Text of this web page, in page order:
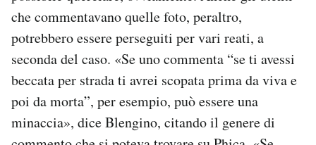
che commentavano quelle foto, peraltro,
potrebbero essere perseguiti per vari reati, a
seconda del caso. «Se uno commenta “se ti avessi
beccata per strada ti avrei scopata prima da viva e
poi da morta”, per esempio, può essere una
minaccia», dice Blengino, citando il genere di